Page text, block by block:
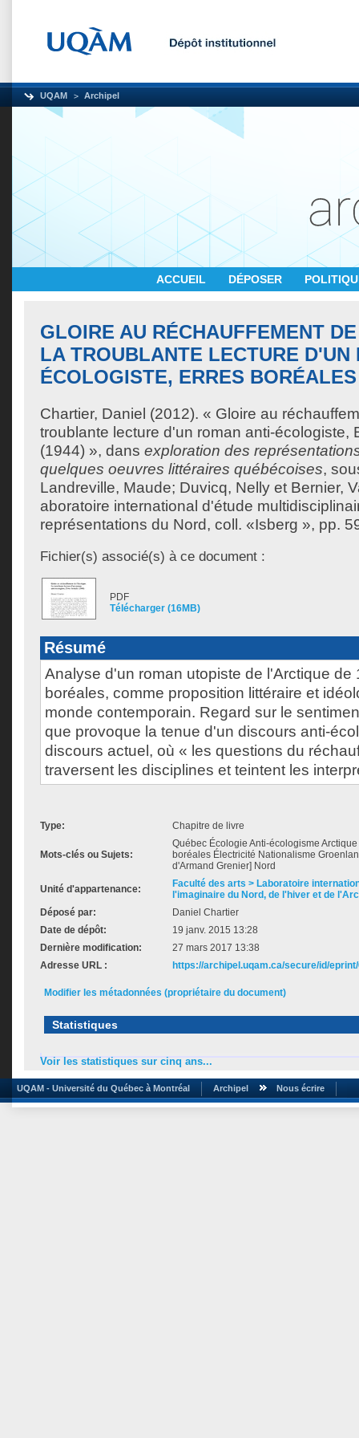
UQAM Archipel
ACCUEIL DÉPOSER
GLOIRE AU RÉCHAUFFEMENT
LA TROUBLANTE LECTURE D'UN
ÉCOLOGISTE, ERRES
Chartier, Daniel (2012). « Gloire au
troublante lecture d'un roman anti-écologiste,
(1944) », dans exploration des
quelques oeuvres littéraires québécoises,
Landreville, Maude; Duvicq, Nelly et Bernier,
aboratoire international d'étude
représentations du Nord, coll. «Isberg », pp.
Fichier(s) associé(s) à ce document :
PDF
Télécharger (16MB)
Résumé
Analyse d'un roman utopiste de l'Arctique de
boréales, comme proposition littéraire et
monde contemporain. Regard sur le
que provoque la tenue d'un discours anti-
discours actuel, où « les questions du
traversent les disciplines et teintent les
Type: Chapitre de livre
Mots-clés ou Sujets:
Québec Écologie Anti-écologisme
boréales Électricité Nationalisme
d'Armand Grenier] Nord
Unité d'appartenance:
Faculté des arts > Laboratoire
l'imaginaire du Nord, de l'hiver et de
Déposé par:
Daniel Chartier
Date de dépôt:
19 janv. 2015 13:28
Dernière modification:
27 mars 2017 13:38
Adresse URL :
https://archipel.uqam.ca/secure/id/
Modifier les métadonnées (propriétaire du document)
Statistiques
Voir les statistiques sur cinq ans...
UQAM - Université du Québec à Montréal Archipel Nous écrire